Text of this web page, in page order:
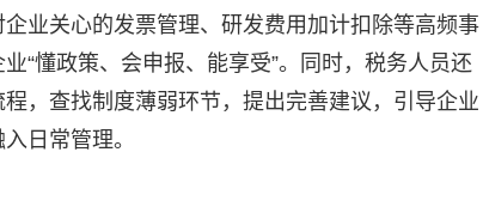
业关心的发票管理、研发费用加计扣除等高频事
“懂政策、会申报、能享受”。同时，税务人员还
，查找制度薄弱环节，提出完善建议，引导企业
日常管理。